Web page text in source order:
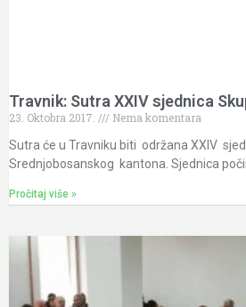
Travnik: Sutra XXIV sjednica
23. Oktobra 2017.
Nema komentara
Sutra će u Travniku biti održana XXIV
Srednjobosanskog kantona. Sjednica
Pročitaj više »